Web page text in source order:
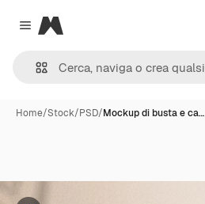
Close menu
Magnific
Home/Stock/PSD/Mockup di busta e ca…